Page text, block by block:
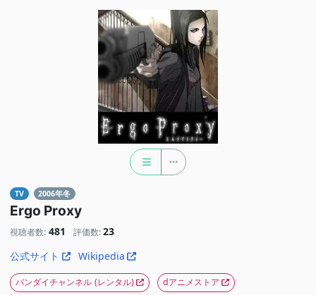
TV 2006年冬
Ergo Proxy
視聴者数: 481 評価数: 23
公式サイト
Wikipedia
バンダイチャンネル (レンタル)
dアニメストア